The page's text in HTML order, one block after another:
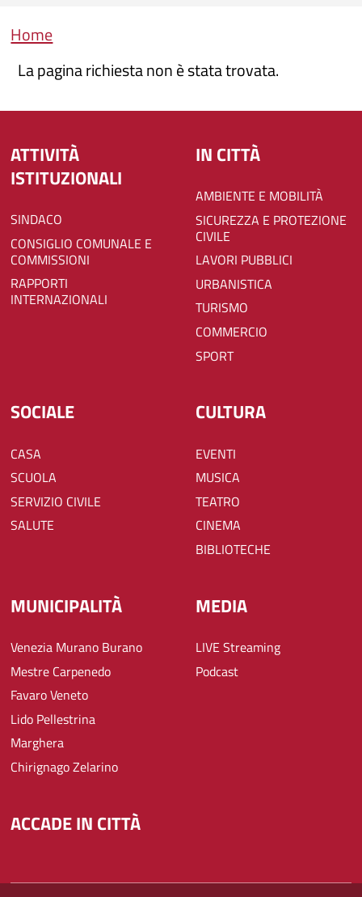
Briciole di pane
Home
La pagina richiesta non è stata trovata.
ATTIVITÀ
ISTITUZIONALI
SINDACO
CONSIGLIO COMUNALE E
COMMISSIONI
RAPPORTI
INTERNAZIONALI
IN CITTÀ
AMBIENTE E MOBILITÀ
SICUREZZA E PROTEZIONE
CIVILE
LAVORI PUBBLICI
URBANISTICA
TURISMO
COMMERCIO
SPORT
SOCIALE
CASA
SCUOLA
SERVIZIO CIVILE
SALUTE
CULTURA
EVENTI
MUSICA
TEATRO
CINEMA
BIBLIOTECHE
MUNICIPALITÀ
Venezia Murano Burano
Mestre Carpenedo
Favaro Veneto
Lido Pellestrina
Marghera
Chirignago Zelarino
MEDIA
LIVE Streaming
Podcast
ACCADE IN CITTÀ